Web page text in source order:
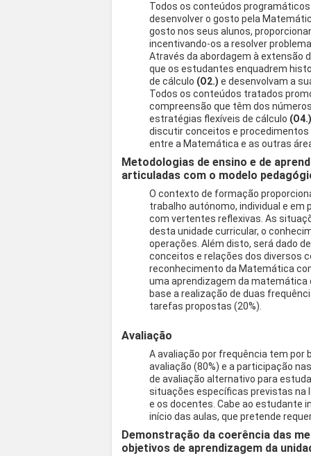
Todos os conteúdos
desenvolver o gosto pela
gosto nos seus alunos,
incentivando-os a resolver
Através da abordagem à extensão
que os estudantes enquadrem
de cálculo (O2.) e desenvolvam a
Todos os conteúdos tratados
compreensão que têm dos
estratégias flexíveis de cálculo
discutir conceitos e procedimentos
entre a Matemática e as outras
Metodologias de ensino e de
articuladas com o modelo
O contexto de formação
trabalho autónomo, individual e
com vertentes reflexivas. As
desta unidade curricular, o
operações. Além disto, será dado
conceitos e relações dos diversos
reconhecimento da Matemática
uma aprendizagem da matemática
base a realização de duas
tarefas propostas (20%).
Avaliação
A avaliação por frequência tem por
avaliação (80%) e a participação
de avaliação alternativo para
situações específicas previstas na
e os docentes. Cabe ao estudante
início das aulas, que pretende
Demonstração da coerência das
objetivos de aprendizagem da